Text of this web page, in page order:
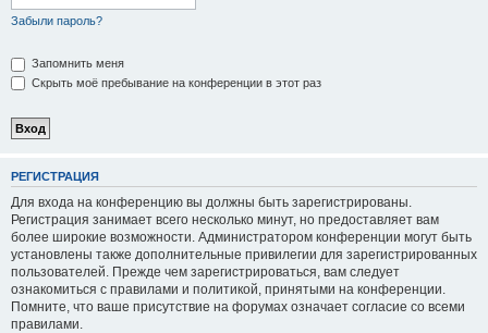
Забыли пароль?
Запомнить меня
Скрыть моё пребывание на конференции в этот раз
РЕГИСТРАЦИЯ
Для входа на конференцию вы должны быть зарегистрированы.
Регистрация занимает всего несколько минут, но предоставляет вам
более широкие возможности. Администратором конференции могут быть
установлены также дополнительные привилегии для зарегистрированных
пользователей. Прежде чем зарегистрироваться, вам следует
ознакомиться с правилами и политикой, принятыми на конференции.
Помните, что ваше присутствие на форумах означает согласие со всеми
правилами.